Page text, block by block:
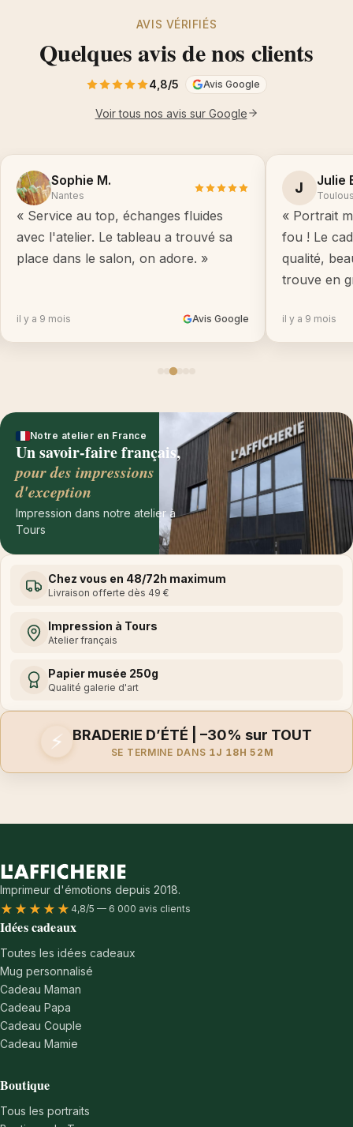
AVIS VÉRIFIÉS
Quelques avis de nos clients
4,8/5 Avis Google
Voir tous nos avis sur Google
Sophie M.
Nantes
« Service au top, échanges fluides
avec l'atelier. Le tableau a trouvé sa
place dans le salon, on adore. »
il y a 9 mois Avis Google
J Julie
« Portrait
fou ! Le
qualité,
trouve en
il y a 9 mois
Notre atelier en France
Un savoir-faire français,
pour des impressions
d'exception
Impression dans notre atelier à
Tours
Chez vous en 48/72h maximum
Livraison offerte dès 49 €
Impression à Tours
Atelier français
Papier musée 250g
Qualité galerie d'art
⚡ BRADERIE D’ÉTÉ | –30% sur TOUT
SE TERMINE DANS 1J 18H 52M
Imprimeur d'émotions depuis 2018.
★★★★★ 4,8/5 — 6 000 avis clients
Idées cadeaux
Toutes les idées cadeaux
Mug personnalisé
Cadeau Maman
Cadeau Papa
Cadeau Couple
Cadeau Mamie
Boutique
Tous les portraits